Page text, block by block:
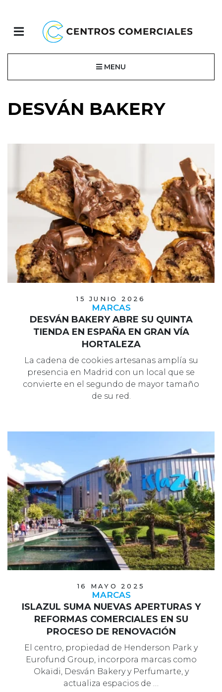
MENU
DESVÁN BAKERY
15 JUNIO 2026
MARCAS
DESVÁN BAKERY ABRE SU QUINTA
TIENDA EN ESPAÑA EN GRAN VÍA
HORTALEZA
La cadena de cookies artesanas amplía su
presencia en Madrid con un local que se
convierte en el segundo de mayor tamaño
de su red.
16 MAYO 2025
MARCAS
ISLAZUL SUMA NUEVAS APERTURAS Y
REFORMAS COMERCIALES EN SU
PROCESO DE RENOVACIÓN
El centro, propiedad de Henderson Park y
Eurofund Group, incorpora marcas como
Okaïdi, Desván Bakery y Perfumarte, y
actualiza espacios de …